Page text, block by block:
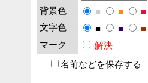
背景色
■ ■
■
文字色
■ ■
■
マーク
解決
名前などを保存する